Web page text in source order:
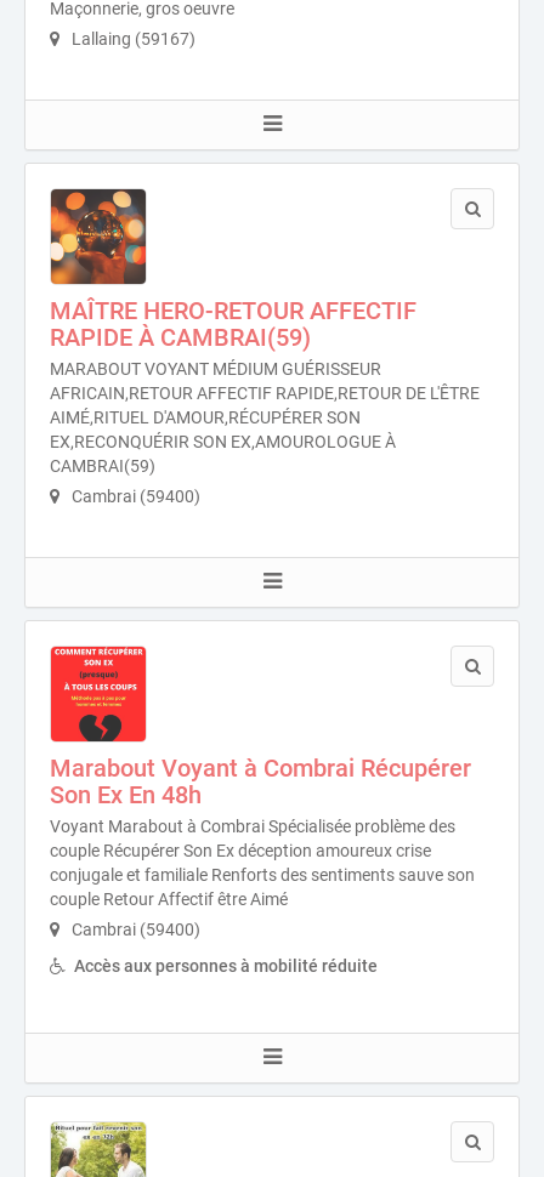
Maçonnerie, gros oeuvre
Lallaing (59167)
MAÎTRE HERO-RETOUR AFFECTIF
RAPIDE À CAMBRAI(59)
MARABOUT VOYANT MÉDIUM GUÉRISSEUR
AFRICAIN,RETOUR AFFECTIF RAPIDE,RETOUR DE L'ÊTRE
AIMÉ,RITUEL D'AMOUR,RÉCUPÉRER SON
EX,RECONQUÉRIR SON EX,AMOUROLOGUE À
CAMBRAI(59)
Cambrai (59400)
Marabout Voyant à Combrai Récupérer
Son Ex En 48h
Voyant Marabout à Combrai Spécialisée problème des
couple Récupérer Son Ex déception amoureux crise
conjugale et familiale Renforts des sentiments sauve son
couple Retour Affectif être Aimé
Cambrai (59400)
Accès aux personnes à mobilité réduite